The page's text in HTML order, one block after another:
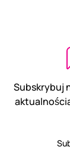
Subskrybuj